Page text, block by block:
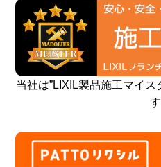
当社は”LIXIL製品施工マイ
す